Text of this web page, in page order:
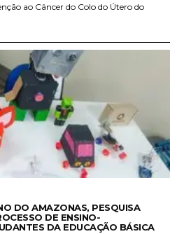
ao Câncer do Colo do Útero do
DO AMAZONAS, PESQUISA
DE ENSINO-
DA EDUCAÇÃO BÁSICA